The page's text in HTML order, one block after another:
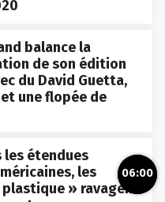
balance la
de son édition
du David Guetta,
une flopée de
les étendues
les
» ravagent
06:00